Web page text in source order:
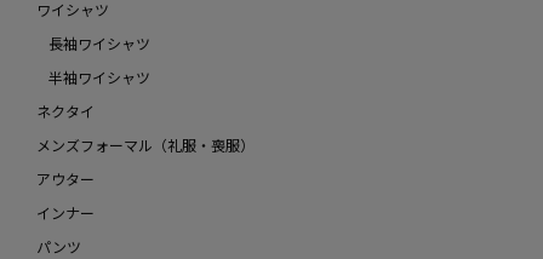
ワイシャツ
長袖ワイシャツ
半袖ワイシャツ
ネクタイ
メンズフォーマル（礼服・喪服）
アウター
インナー
パンツ